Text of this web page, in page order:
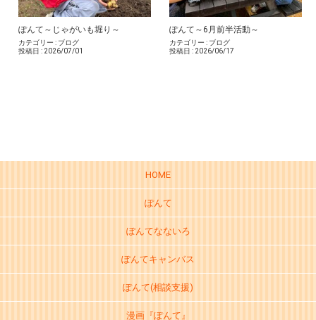
ぽんて～じゃがいも堀り～
カテゴリー : ブログ
投稿日 : 2026/07/01
ぽんて～6月前半活動～
カテゴリー : ブログ
投稿日 : 2026/06/17
HOME
ぽんて
ぽんてなないろ
ぽんてキャンバス
ぽんて(相談支援)
漫画『ぽんて』